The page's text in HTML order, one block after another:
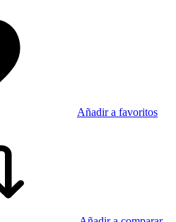
Añadir a favoritos